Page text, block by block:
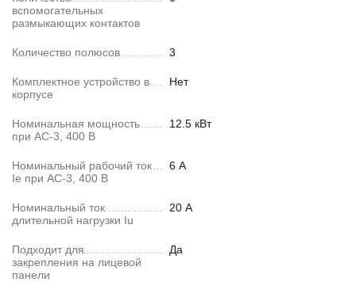
вспомогательных
размыкающих контактов
Количество полюсов 3
Комплектное устройство в
корпусе
Нет
Номинальная мощность
при AC-3, 400 В
12.5 кВт
Номинальный рабочий ток
Ie при AC-3, 400 В
6 А
Номинальный ток
длительной нагрузки Iu
20 А
Подходит для
закрепления на лицевой
панели
Да